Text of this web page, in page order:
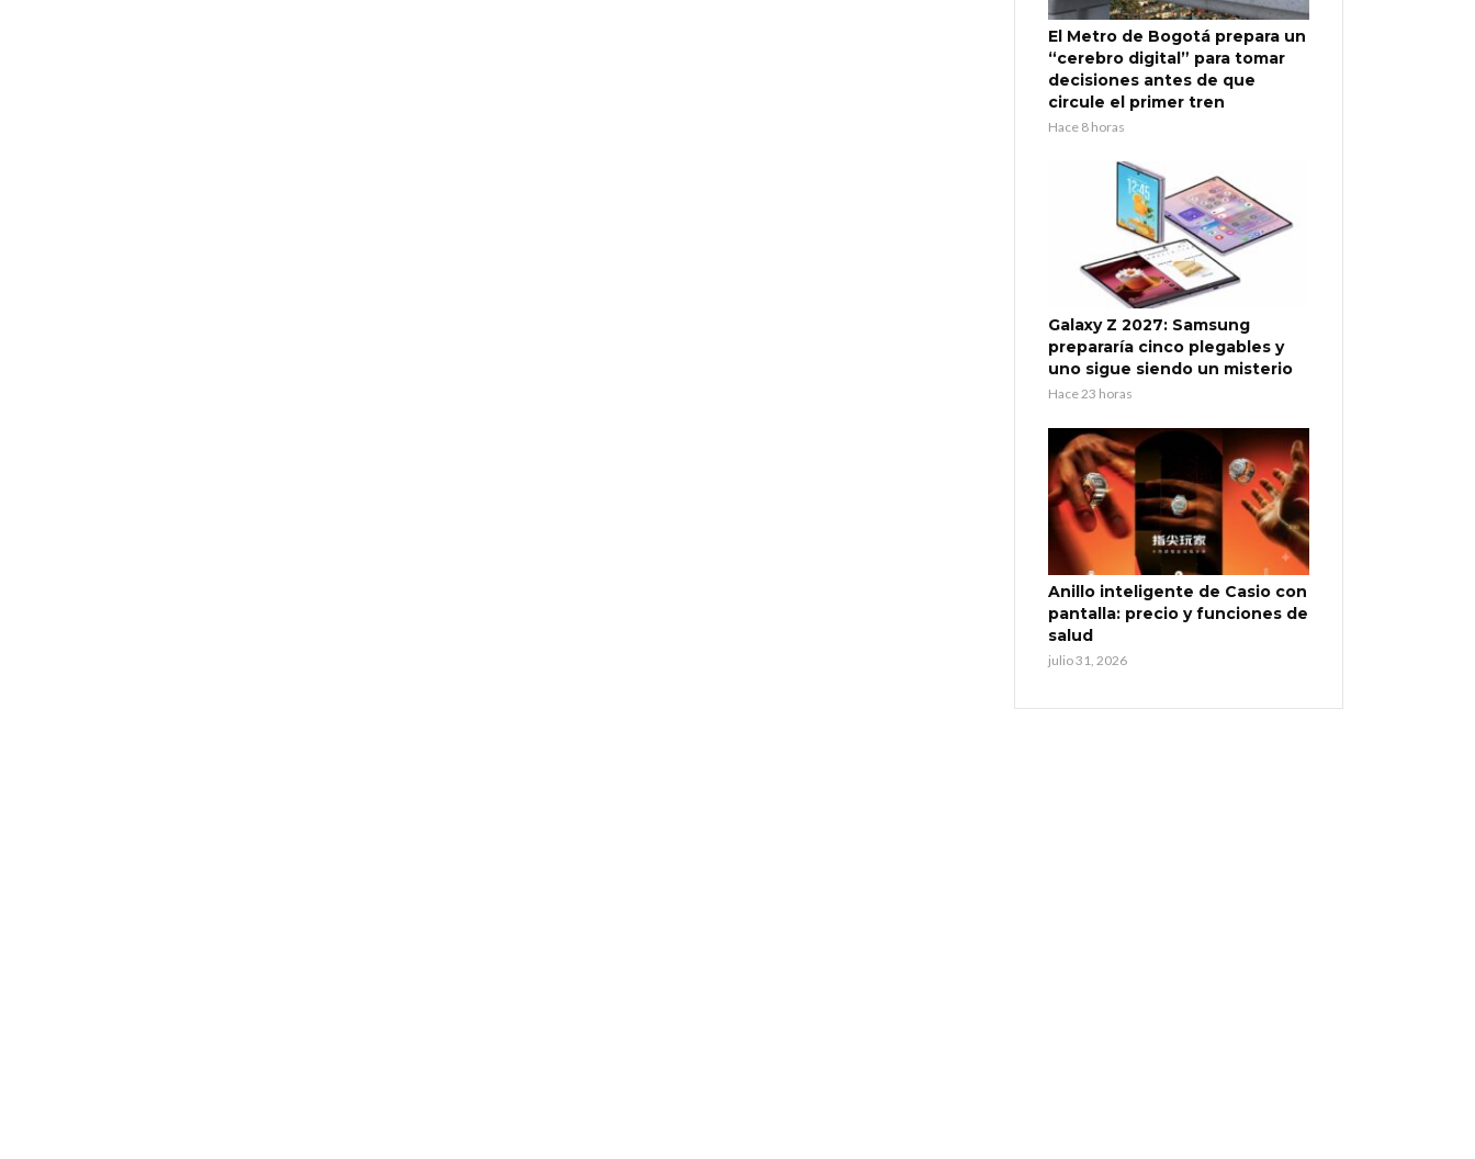
El Metro de Bogotá prepara un
“cerebro digital” para tomar
decisiones antes de que
circule el primer tren
Hace 8 horas
Galaxy Z 2027: Samsung
prepararía cinco plegables y
uno sigue siendo un misterio
Hace 23 horas
Anillo inteligente de Casio con
pantalla: precio y funciones de
salud
julio 31, 2026